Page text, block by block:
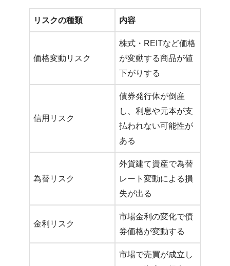
リスクの種類 内容
価格変動リスク
株式・REITなど価格
が変動する商品が値
下がりする
信用リスク
債券発行体が倒産
し、利息や元本が支
払われない可能性が
ある
為替リスク
外貨建て資産で為替
レート変動による損
失が出る
金利リスク
市場金利の変化で債
券価格が変動する
市場で売買が成立し